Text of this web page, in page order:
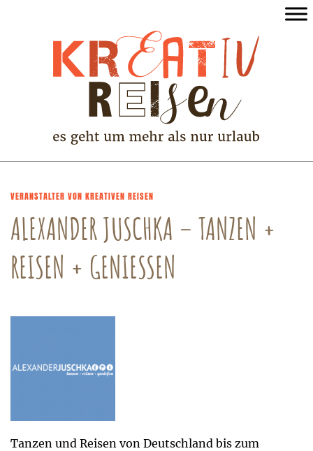
VERANSTALTER VON KREATIVEN REISEN
ALEXANDER JUSCHKA – TANZEN +
REISEN + GENIESSEN
Tanzen und Reisen von Deutschland bis zum